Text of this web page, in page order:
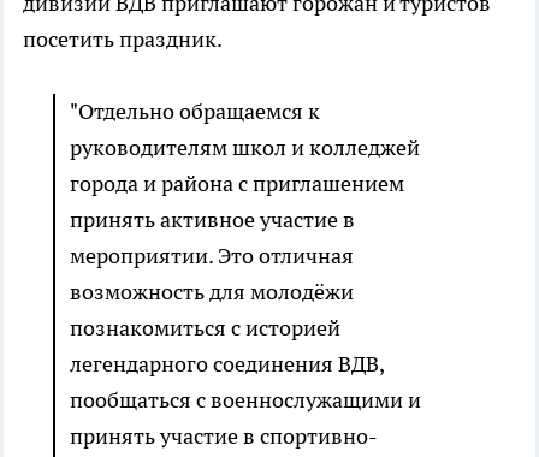
посетить праздник.
"Отдельно обращаемся к
руководителям школ и колледжей
города и района с приглашением
принять активное участие в
мероприятии. Это отличная
возможность для молодёжи
познакомиться с историей
легендарного соединения ВДВ,
пообщаться с военнослужащими и
принять участие в спортивно-